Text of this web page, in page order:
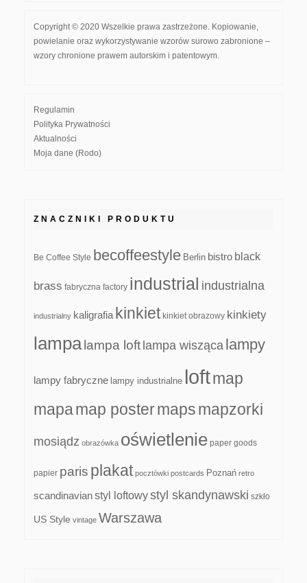
Copyright © 2020 Wszelkie prawa zastrzeżone. Kopiowanie,
powielanie oraz wykorzystywanie wzorów surowo zabronione –
wzory chronione prawem autorskim i patentowym.
Regulamin
Polityka Prywatności
Aktualności
Moja dane (Rodo)
ZNACZNIKI PRODUKTU
Be Coffee Style becoffeestyle Berlin bistro black
brass fabryczna factory industrial industrialna
industrialny kaligrafia kinkiet kinkiet obrazowy kinkiety
lampa lampa loft lampa wisząca lampy
lampy fabryczne lampy industrialne loftmap
mapamap postermapsmapzorki
mosiądz obrazówka oświetlenie paper goods
papier paris plakat pocztówki postcards Poznań retro
scandinavianstyl loftowystyl skandynawski szkło
US Style vintage Warszawa